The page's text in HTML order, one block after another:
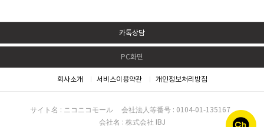
카톡상담
PC화면
회사소개 서비스이용약관 개인정보처리방침
サイト名 : ニコニコモール
会社法人等番号 : 0104-01-135167
会社名 : 株式会社 IBJ